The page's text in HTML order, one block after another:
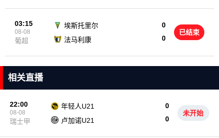
03:15
08-08
葡超
埃斯托里尔
0
0
法马利康
已结束
相关直播
22:00
08-08
瑞士甲
年轻人U21
0
0
卢加诺U21
未开始